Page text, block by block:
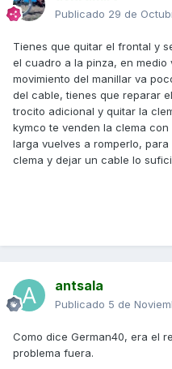
Publicado 29 de
Tienes que quitar el frontal y
el cuadro a la pinza, en
movimiento del manillar va
del cable, tienes que reparar
trocito adicional y quitar la
kymco te venden la clema
larga vuelves a romperlo,
clema y dejar un cable lo
antsala
Publicado 5 de
Como dice German40, era el
problema fuera.